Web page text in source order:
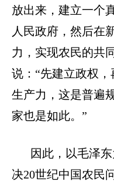
放出来，建立一个
人民政府，然后在
力，实现农民的共
说：“先建立政权
生产力，这是普遍
家也是如此。”
因此，以毛泽
决20世纪中国农民